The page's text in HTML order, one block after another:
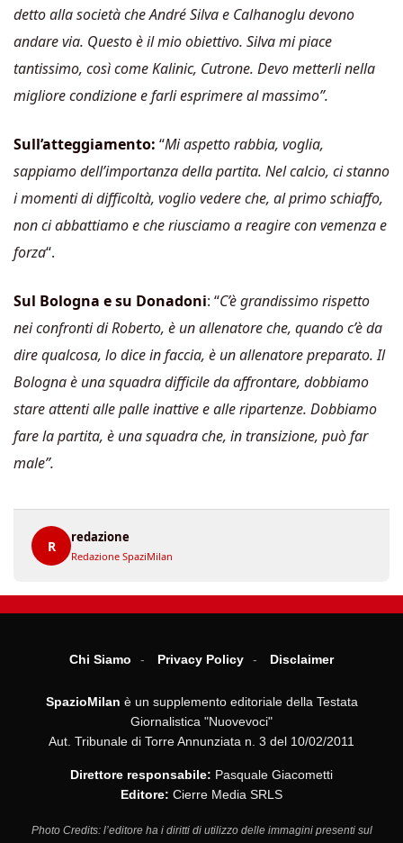
detto alla società che André Silva e Calhanoglu devono
andare via. Questo è il mio obiettivo. Silva mi piace
tantissimo, così come Kalinic, Cutrone. Devo metterli nella
migliore condizione e farli esprimere al massimo”.
Sull’atteggiamento: “Mi aspetto rabbia, voglia,
sappiamo dell’importanza della partita. Nel calcio, ci stanno
i momenti di difficoltà, voglio vedere che, al primo schiaffo,
non ci abbattiamo e che riusciamo a reagire con vemenza e
forza“.
Sul Bologna e su Donadoni: “C’è grandissimo rispetto
nei confronti di Roberto, è un allenatore che, quando c’è da
dire qualcosa, lo dice in faccia, è un allenatore preparato. Il
Bologna è una squadra difficile da affrontare, dobbiamo
stare attenti alle palle inattive e alle ripartenze. Dobbiamo
fare la partita, è una squadra che, in transizione, può far
male”.
R
redazione
Redazione SpaziMilan
Chi Siamo Privacy Policy Disclaimer
SpazioMilan è un supplemento editoriale della Testata
Giornalistica "Nuovevoci"
Aut. Tribunale di Torre Annunziata n. 3 del 10/02/2011
Direttore responsabile: Pasquale Giacometti
Editore: Cierre Media SRLS
Photo Credits: l’editore ha i diritti di utilizzo delle immagini presenti sul